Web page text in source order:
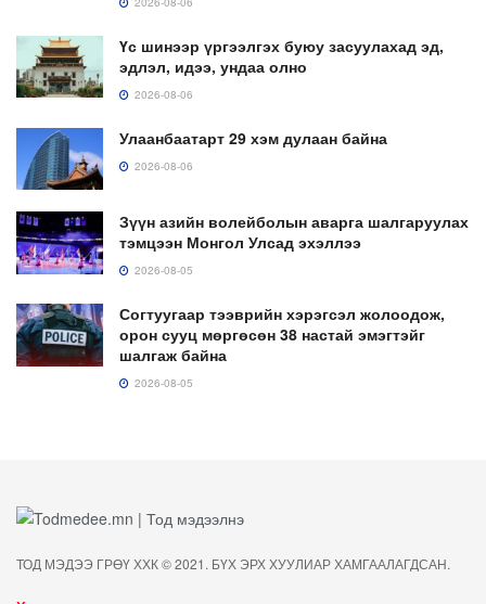
Үс шинээр үргээлгэх буюу засуулахад эд,
эдлэл, идээ, ундаа олно
2026-08-06
Улаанбаатарт 29 хэм дулаан байна
2026-08-06
Зүүн азийн волейболын аварга шалгаруулах
тэмцээн Монгол Улсад эхэллээ
2026-08-05
Согтуугаар тээврийн хэрэгсэл жолоодож,
орон сууц мөргөсөн 38 настай эмэгтэйг
шалгаж байна
2026-08-05
ТОД МЭДЭЭ ГРӨҮ ХХК © 2021. БҮХ ЭРХ ХУУЛИАР ХАМГААЛАГДСАН.